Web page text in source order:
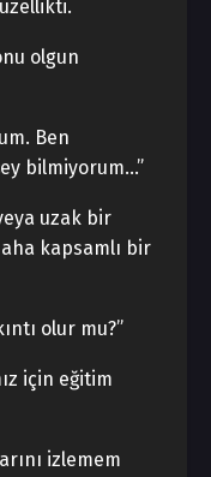
olgun
Ben
bilmiyorum…”
uzak bir
kapsamlı bir
olur mu?”
için eğitim
izlemem